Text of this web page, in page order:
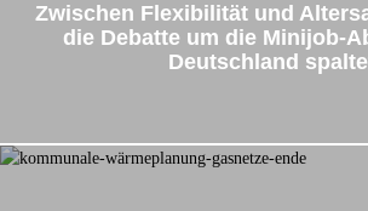
Zwischen Flexibilität und
die Debatte um die Minijob-
Deutschland